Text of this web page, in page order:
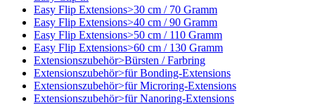
Easy Flip Extensions>30 cm / 70 Gramm
Easy Flip Extensions>40 cm / 90 Gramm
Easy Flip Extensions>50 cm / 110 Gramm
Easy Flip Extensions>60 cm / 130 Gramm
Extensionszubehör>Bürsten / Farbring
Extensionszubehör>für Bonding-Extensions
Extensionszubehör>für Microring-Extensions
Extensionszubehör>für Nanoring-Extensions